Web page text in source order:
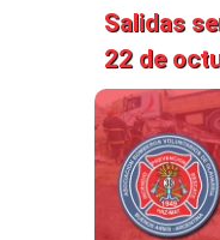
Salidas
22 de